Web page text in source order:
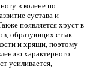
в колене по
сустава и
появляется хруст в
образующих стык.
и хрящи, поэтому
характерного
усиливается,